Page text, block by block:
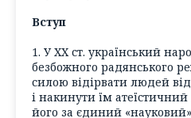
Вступ
1. У ХХ ст. український
безбожного радянського
силою відірвати людей
і накинути їм
його за єдиний